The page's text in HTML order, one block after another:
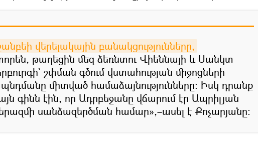
վերելակային բանակցությունները,
թաղեցին մեզ ձեռնտու Վիեննայի և Սանկտ
շփման գծում վստահության միջոցների
միտված համաձայնությունները։ Իսկ դրանք
գինն էին, որ Ադրբեջանը վճարում էր Ապրիլյան
սանձազերծման համար»,–ասել է Քոչարյանը։